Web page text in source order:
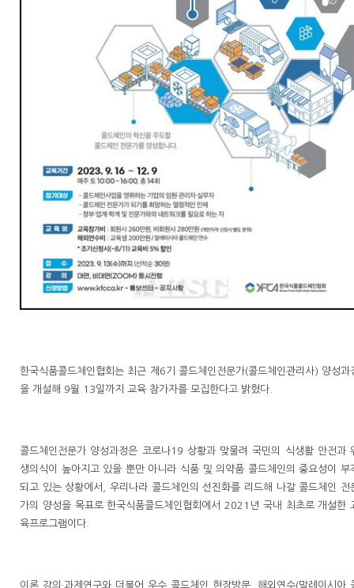
한국식품콜드체인협회는 최근 제6기 콜드체인전문가(콜드체인관리사) 양성과
을 개설해 9월 13일까지 교육 참가자를 모집한다고 밝혔다.
콜드체인전문가 양성과정은 코로나19 상황과 맞물려 국민의 식생활 안전과
생의식이 높아지고 있을 뿐만 아니라 식품 및 의약품 콜드체인의 중요성이 부
되고 있는 상황에서, 우리나라 콜드체인의 선진화를 리드해 나갈 콜드체인 전
가의 양성을 목표로 한국식품콜드체인협회에서 2021년 국내 최초로 개설한
육프로그램이다.
이론 강의·과제연구와 더불어 우수 콜드체인 현장방문, 해외연수(말레이시아